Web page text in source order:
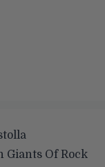
Of Rock